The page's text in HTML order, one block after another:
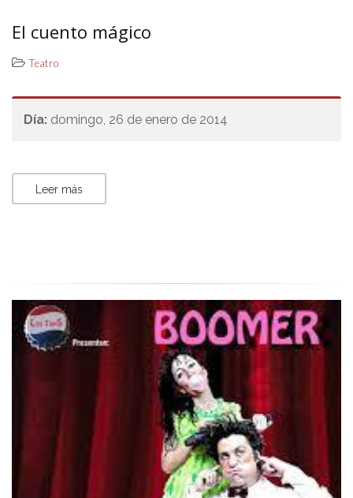
El cuento mágico
Teatro
Día: domingo, 26 de enero de 2014
Leer más